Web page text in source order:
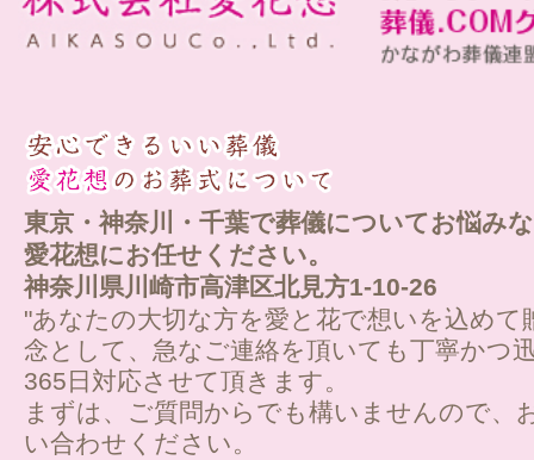
東京・神奈川・千葉で葬儀についてお悩み
愛花想にお任せください。
神奈川県川崎市高津区北見方1-10-26
"あなたの大切な方を愛と花で想いを込めて
念として、急なご連絡を頂いても丁寧かつ
365日対応させて頂きます。
まずは、ご質問からでも構いませんので、
い合わせください。